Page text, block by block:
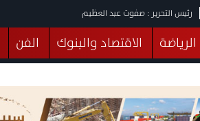
رئيس التحرير : صفوت عبد العظيم
الرياضة الاقتصاد والبنوك الفن
صحة الثقافة خدمات منوعات